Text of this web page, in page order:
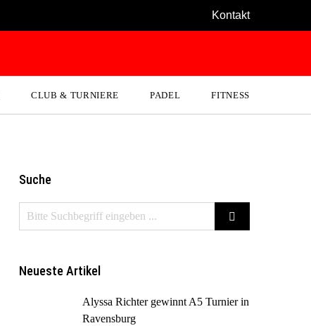
Kontakt
CLUB & TURNIERE PADEL FITNESS
Suche
Neueste Artikel
Alyssa Richter gewinnt A5 Turnier in
Ravensburg